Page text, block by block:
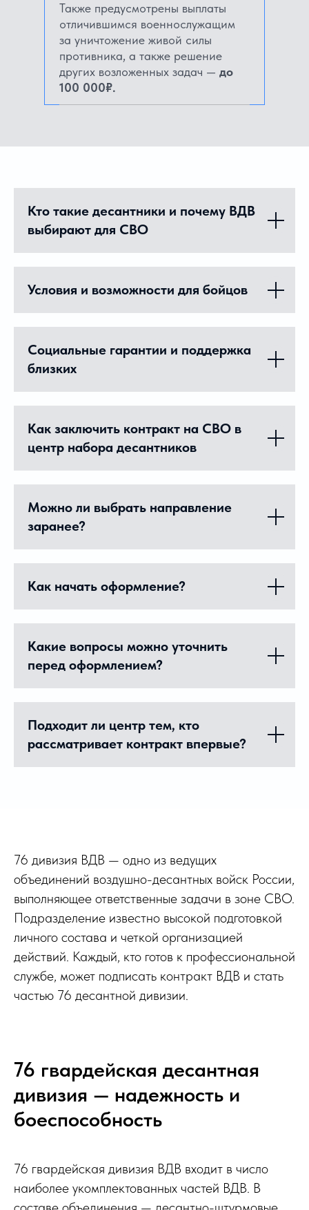
Также предусмотрены выплаты
отличившимся военнослужащим
за уничтожение живой силы
противника, а также решение
других возложенных задач — до
100 000₽.
Кто такие десантники и почему ВДВ
выбирают для СВО
Условия и возможности для бойцов
Социальные гарантии и поддержка
близких
Как заключить контракт на СВО в
центр набора десантников
Можно ли выбрать направление
заранее?
Как начать оформление?
Какие вопросы можно уточнить
перед оформлением?
Подходит ли центр тем, кто
рассматривает контракт впервые?
76 дивизия ВДВ — одно из ведущих
объединений воздушно-десантных войск России,
выполняющее ответственные задачи в зоне СВО.
Подразделение известно высокой подготовкой
личного состава и четкой организацией
действий. Каждый, кто готов к профессиональной
службе, может подписать контракт ВДВ и стать
частью 76 десантной дивизии.
76 гвардейская десантная
дивизия — надежность и
боеспособность
76 гвардейская дивизия ВДВ входит в число
наиболее укомплектованных частей ВДВ. В